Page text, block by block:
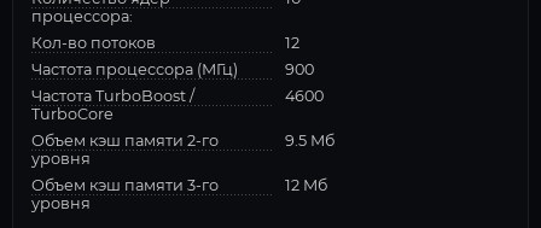
процессора:
Кол-во потоков
12
Частота процессора (МГц)
900
Частота TurboBoost /
TurboCore
4600
Объем кэш памяти 2-го
уровня
9.5 Мб
Объем кэш памяти 3-го
уровня
12 Мб